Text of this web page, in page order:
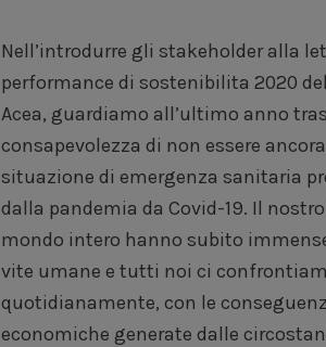
Nell’introdurre gli stakeholder alla
performance di sostenibilita 2020
Acea, guardiamo all’ultimo anno
consapevolezza di non essere
situazione di emergenza sanitaria
dalla pandemia da Covid-19. Il nostro
mondo intero hanno subito
vite umane e tutti noi ci
quotidianamente, con le
economiche generate dalle
se nel marzo 2020 provavamo
distanza di dodici mesi condividiamo la
poter contrastare la
sconfiggerla, grazie all’impegno
comunita scientifica e di tutti coloro
lavorato per sostenerla, ed
seriamente provato ma non
contrario, desideroso di ripartire con